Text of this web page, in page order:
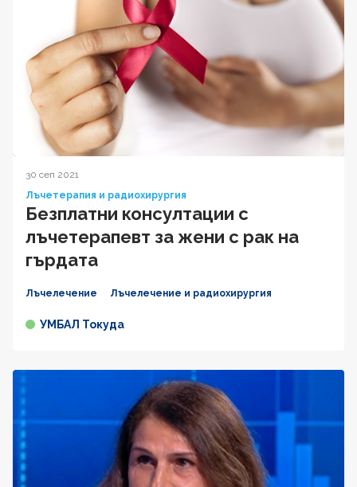
30 сеп 2021
Лъчетерапия и радиохирургия
Безплатни консултации с
лъчетерапевт за жени с рак на
гърдата
Лъчелечение Лъчелечение и радиохирургия
УМБАЛ Токуда